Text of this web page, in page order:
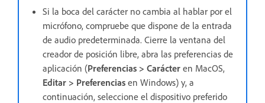
Si la boca del carácter no cambia al hablar por el
micrófono, compruebe que dispone de la entrada
de audio predeterminada. Cierre la ventana del
creador de posición libre, abra las preferencias de
aplicación (Preferencias > Carácter en MacOS,
Editar > Preferencias en Windows) y, a
continuación, seleccione el dispositivo preferido